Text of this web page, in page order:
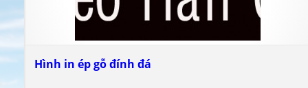
Hình in ép gỗ đính đá